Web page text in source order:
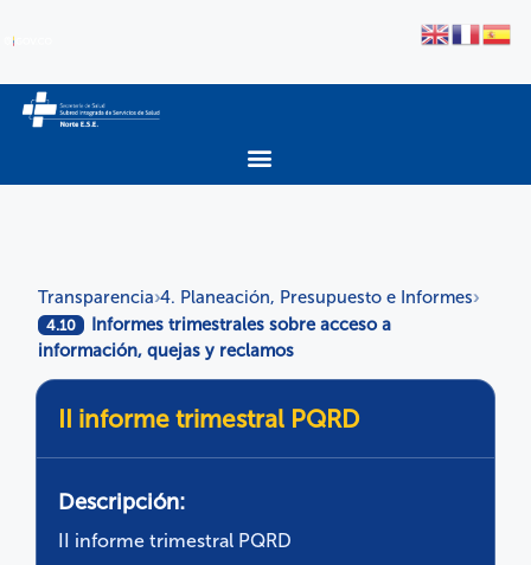
Transparencia›4. Planeación, Presupuesto e Informes›
4.10
Informes trimestrales sobre acceso a
información, quejas y reclamos
II informe trimestral PQRD
Descripción:
II informe trimestral PQRD